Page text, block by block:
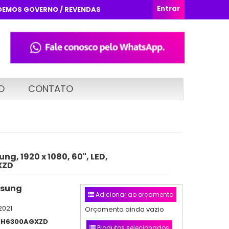
Entrar
GOVERNO / REVENDAS
CONTATO
1920 x 1080, 60", LED,
Adicionar ao orçamento
Orçamento ainda vazio